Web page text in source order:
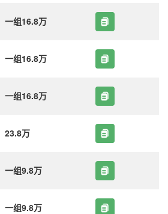
一组16.8万
一组16.8万
一组16.8万
23.8万
一组9.8万
一组9.8万